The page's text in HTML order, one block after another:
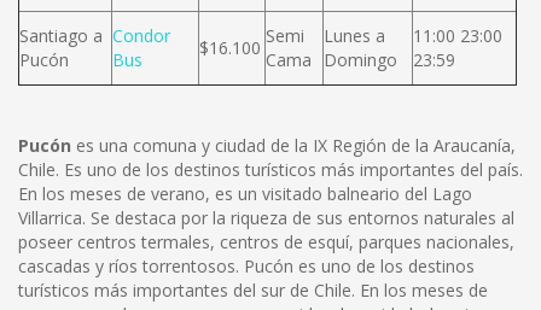
Santiago a
Pucón
Condor
Bus
$16.100
Semi
Cama
Lunes a
Domingo
11:00 23:00
23:59
Pucón es una comuna y ciudad de la IX Región de la Araucanía,
Chile. Es uno de los destinos turísticos más importantes del país.
En los meses de verano, es un visitado balneario del Lago
Villarrica. Se destaca por la riqueza de sus entornos naturales al
poseer centros termales, centros de esquí, parques nacionales,
cascadas y ríos torrentosos. Pucón es uno de los destinos
turísticos más importantes del sur de Chile. En los meses de